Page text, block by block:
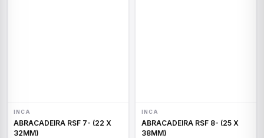
INCA
ABRACADEIRA RSF 7- (22 X
32MM)
INCA
ABRACADEIRA RSF 8- (25 X
38MM)